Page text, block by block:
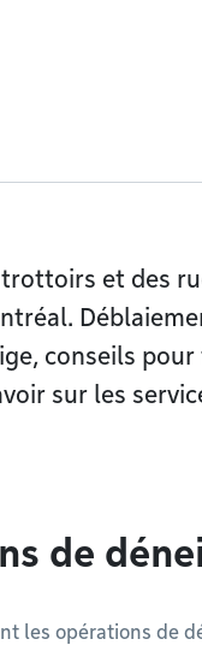
et des
conseils
sur les
de
les opérations de